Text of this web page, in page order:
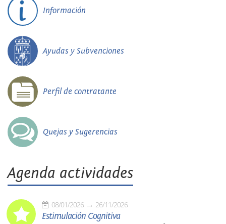
Información
Ayudas y Subvenciones
Perfil de contratante
Quejas y Sugerencias
Agenda actividades
08/01/2026 26/11/2026
Estimulación Cognitiva